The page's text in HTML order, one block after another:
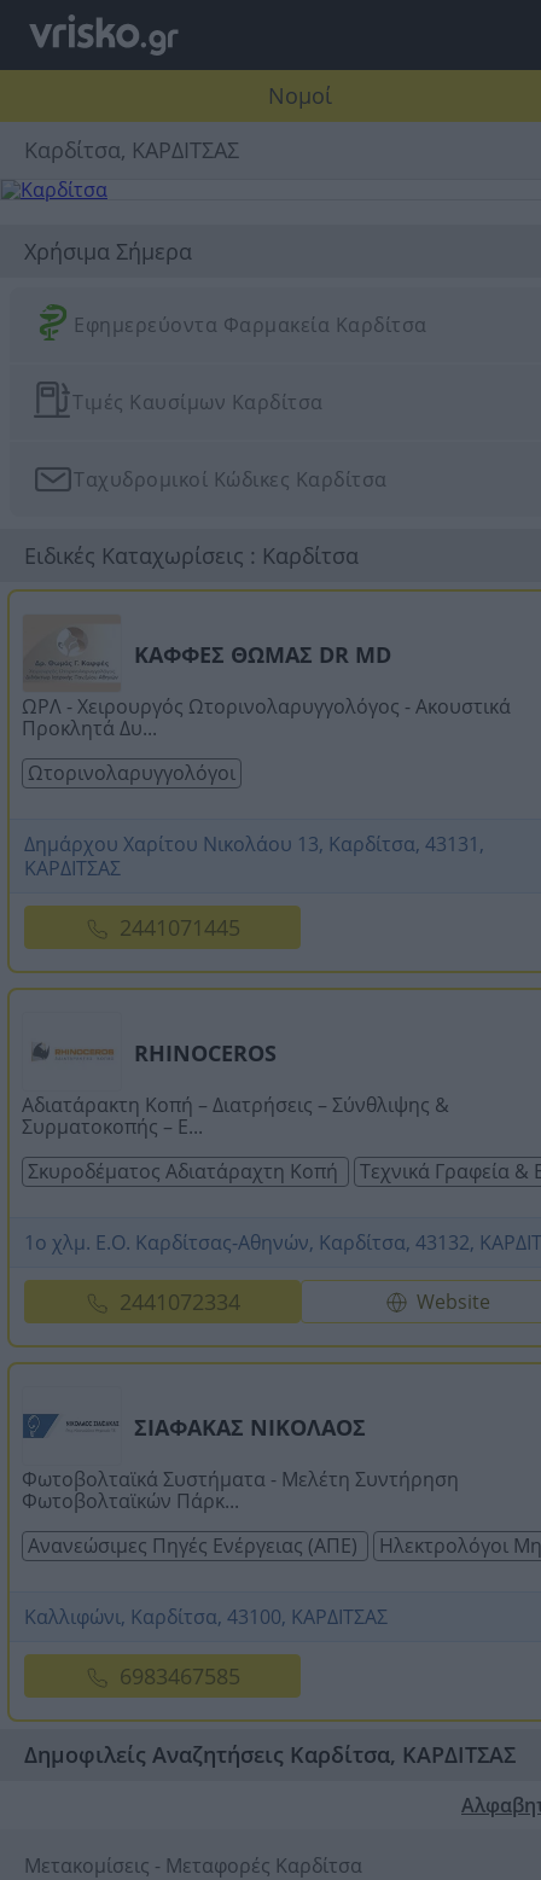
Νομοί
Καρδίτσα, ΚΑΡΔΙΤΣΑΣ
Χρήσιμα Σήμερα
Εφημερεύοντα Φαρμακεία Καρδίτσα
Τιμές Καυσίμων Καρδίτσα
Ταχυδρομικοί Κώδικες Καρδίτσα
Ειδικές Καταχωρίσεις : Καρδίτσα
ΚΑΦΦΕΣ ΘΩΜΑΣ DR MD
ΩΡΛ - Χειρουργός Ωτορινολαρυγγολόγος - Ακουστικά
Προκλητά Δυ...
Ωτορινολαρυγγολόγοι
Δημάρχου Χαρίτου Νικολάου 13, Καρδίτσα, 43131,
ΚΑΡΔΙΤΣΑΣ
2441071445
RHINOCEROS
Αδιατάρακτη Κοπή – Διατρήσεις – Σύνθλιψης &
Συρματοκοπής – Ε...
Σκυροδέματος Αδιατάραχτη Κοπή
Τεχνικά Γραφεία &
1ο χλμ. Ε.Ο. Καρδίτσας-Αθηνών, Καρδίτσα, 43132,
2441072334 Website
ΣΙΑΦΑΚΑΣ ΝΙΚΟΛΑΟΣ
Φωτοβολταϊκά Συστήματα - Μελέτη Συντήρηση
Φωτοβολταϊκών Πάρκ...
Ανανεώσιμες Πηγές Ενέργειας (ΑΠΕ)
Ηλεκτρολόγοι
Καλλιφώνι, Καρδίτσα, 43100, ΚΑΡΔΙΤΣΑΣ
6983467585
Δημοφιλείς Αναζητήσεις Καρδίτσα, ΚΑΡΔΙΤΣΑΣ
Μετακομίσεις - Μεταφορές Καρδίτσα